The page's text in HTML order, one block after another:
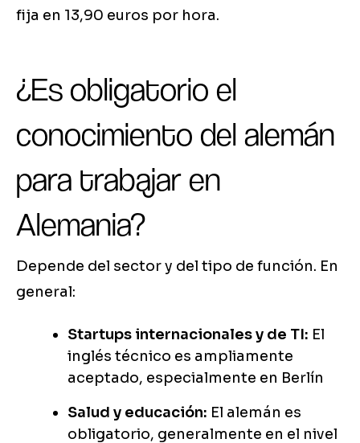
fija en 13,90 euros por hora.
¿Es obligatorio el
conocimiento del alemán
para trabajar en
Alemania?
Depende del sector y del tipo de función. En
general:
Startups internacionales y de TI: El
inglés técnico es ampliamente
aceptado, especialmente en Berlín
Salud y educación: El alemán es
obligatorio, generalmente en el nivel